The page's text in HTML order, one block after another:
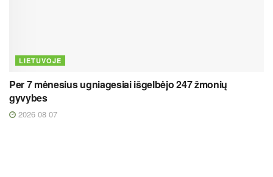
LIETUVOJE
Per 7 mėnesius ugniagesiai išgelbėjo 247 žmonių
gyvybes
2026 08 07